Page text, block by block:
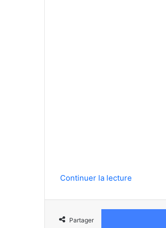
Continuer la lecture
Partager